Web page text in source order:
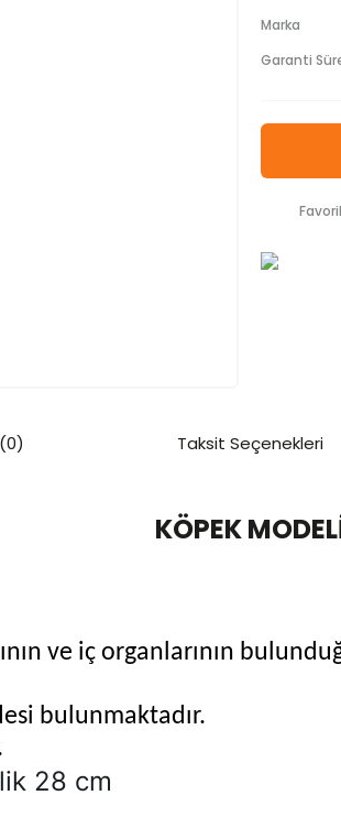
Marka
Garanti
Taksit Seçenekleri
KÖPEK
ve iç organlarının
bulunmaktadır.
28 cm